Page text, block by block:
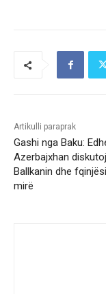
Artikulli paraprak
Gashi nga Baku:
Azerbajxhan
Ballkanin dhe
mirë